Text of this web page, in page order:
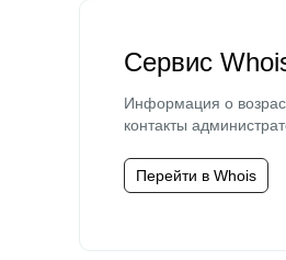
Сервис
Информация о
контакты
Перейти в Whois